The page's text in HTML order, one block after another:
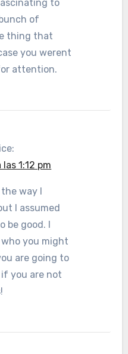
to
of
thing that
you werent
attention.
1:12 pm
the way I
I assumed
be good. I
you might
are going to
you are not